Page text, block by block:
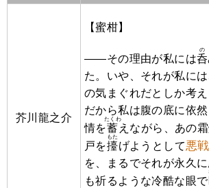
芥川龍之介
【蜜柑】
――その理由が私には呑
の
た。いや、それが私に
の気まぐれだとしか考え
だから私は腹の底に依
情を蓄
たくわ
えながら、あの
戸を擡
もた
げようとして悪
を、まるでそれが永久
も祈るような冷酷な眼で